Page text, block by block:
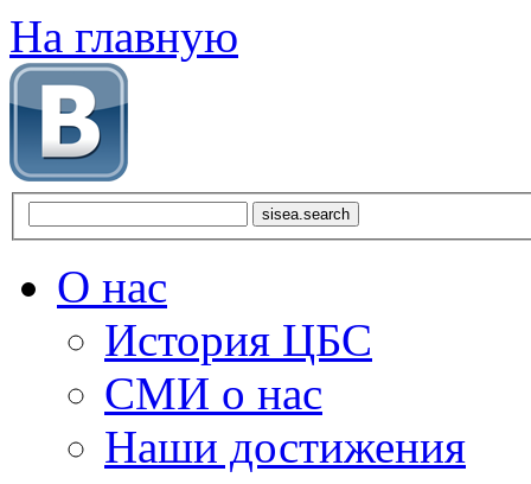
На главную
О нас
История ЦБС
СМИ о нас
Наши достижения